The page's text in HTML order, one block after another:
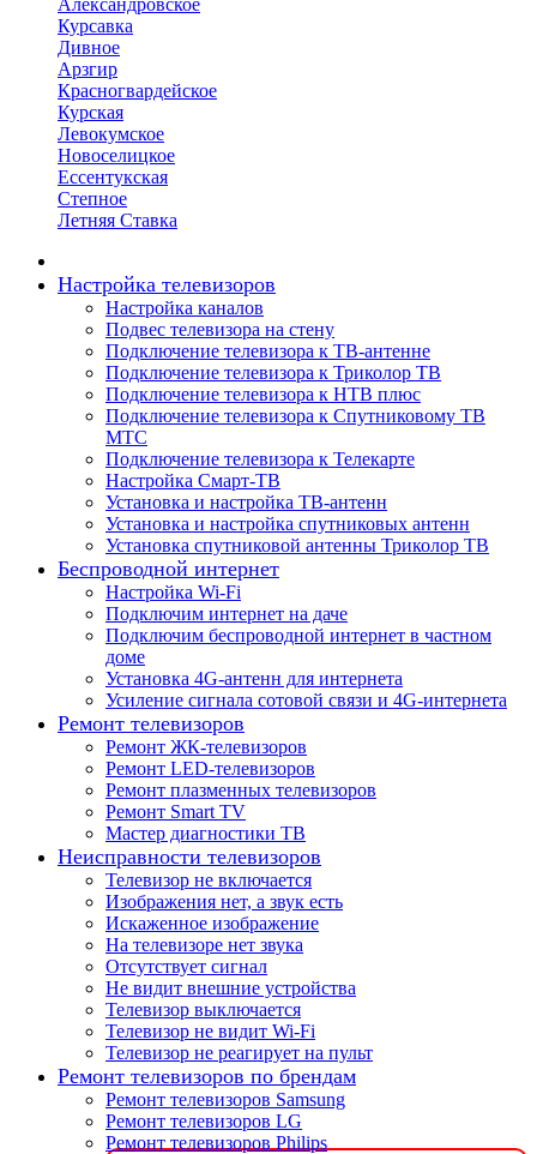
Александровское
Курсавка
Дивное
Арзгир
Красногвардейское
Курская
Левокумское
Новоселицкое
Ессентукская
Степное
Летняя Ставка
Настройка телевизоров
Настройка каналов
Подвес телевизора на стену
Подключение телевизора к ТВ-антенне
Подключение телевизора к Триколор ТВ
Подключение телевизора к НТВ плюс
Подключение телевизора к Спутниковому ТВ
МТС
Подключение телевизора к Телекарте
Настройка Смарт-ТВ
Установка и настройка ТВ-антенн
Установка и настройка спутниковых антенн
Установка спутниковой антенны Триколор ТВ
Беспроводной интернет
Настройка Wi-Fi
Подключим интернет на даче
Подключим беспроводной интернет в частном
доме
Установка 4G-антенн для интернета
Усиление сигнала сотовой связи и 4G-интернета
Ремонт телевизоров
Ремонт ЖК-телевизоров
Ремонт LED-телевизоров
Ремонт плазменных телевизоров
Ремонт Smart TV
Мастер диагностики ТВ
Неисправности телевизоров
Телевизор не включается
Изображения нет, а звук есть
Искаженное изображение
На телевизоре нет звука
Отсутствует сигнал
Не видит внешние устройства
Телевизор выключается
Телевизор не видит Wi-Fi
Телевизор не реагирует на пульт
Ремонт телевизоров по брендам
Ремонт телевизоров Samsung
Ремонт телевизоров LG
Ремонт телевизоров Philips